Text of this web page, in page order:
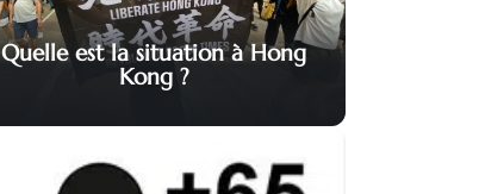
Quelle est la situation à Hong
Kong ?